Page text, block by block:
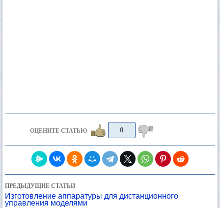
ОЦЕНИТЕ СТАТЬЮ 0
ПРЕДЫДУЩИЕ СТАТЬИ
Изготовление аппаратуры для дистанционного
управления моделями